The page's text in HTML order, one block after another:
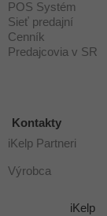
POS Systém
Sieť predajní
Cenník
Predajcovia v SR
Kontakty
iKelp Partneri
Výrobca
iKelp